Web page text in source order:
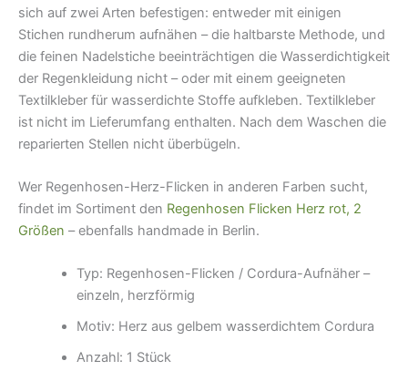
sich auf zwei Arten befestigen: entweder mit einigen
Stichen rundherum aufnähen – die haltbarste Methode, und
die feinen Nadelstiche beeinträchtigen die Wasserdichtigkeit
der Regenkleidung nicht – oder mit einem geeigneten
Textilkleber für wasserdichte Stoffe aufkleben. Textilkleber
ist nicht im Lieferumfang enthalten. Nach dem Waschen die
reparierten Stellen nicht überbügeln.
Wer Regenhosen-Herz-Flicken in anderen Farben sucht,
findet im Sortiment den Regenhosen Flicken Herz rot, 2
Größen – ebenfalls handmade in Berlin.
Typ: Regenhosen-Flicken / Cordura-Aufnäher –
einzeln, herzförmig
Motiv: Herz aus gelbem wasserdichtem Cordura
Anzahl: 1 Stück